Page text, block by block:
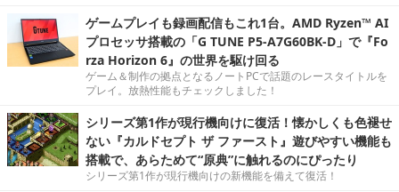
ゲームプレイも録画配信もこれ1台。AMD Ryzen™ AI
プロセッサ搭載の「G TUNE P5-A7G60BK-D」で『Fo
rza Horizon 6』の世界を駆け回る
ゲーム＆制作の拠点となるノートPCで話題のレースタイトルを
プレイ。放熱性能もチェックしました！
シリーズ第1作が現行機向けに復活！懐かしくも色褪せ
ない『カルドセプト ザ ファースト』遊びやすい機能も
搭載で、あらためて“原典”に触れるのにぴったり
シリーズ第1作が現行機向けの新機能を備えて復活！